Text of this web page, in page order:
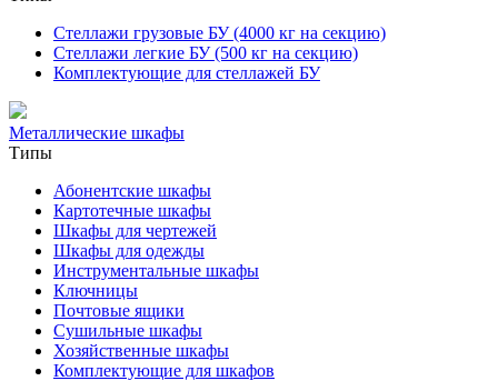
Стеллажи грузовые БУ (4000 кг на секцию)
Стеллажи легкие БУ (500 кг на секцию)
Комплектующие для стеллажей БУ
Металлические шкафы
Типы
Абонентские шкафы
Картотечные шкафы
Шкафы для чертежей
Шкафы для одежды
Инструментальные шкафы
Ключницы
Почтовые ящики
Сушильные шкафы
Хозяйственные шкафы
Комплектующие для шкафов